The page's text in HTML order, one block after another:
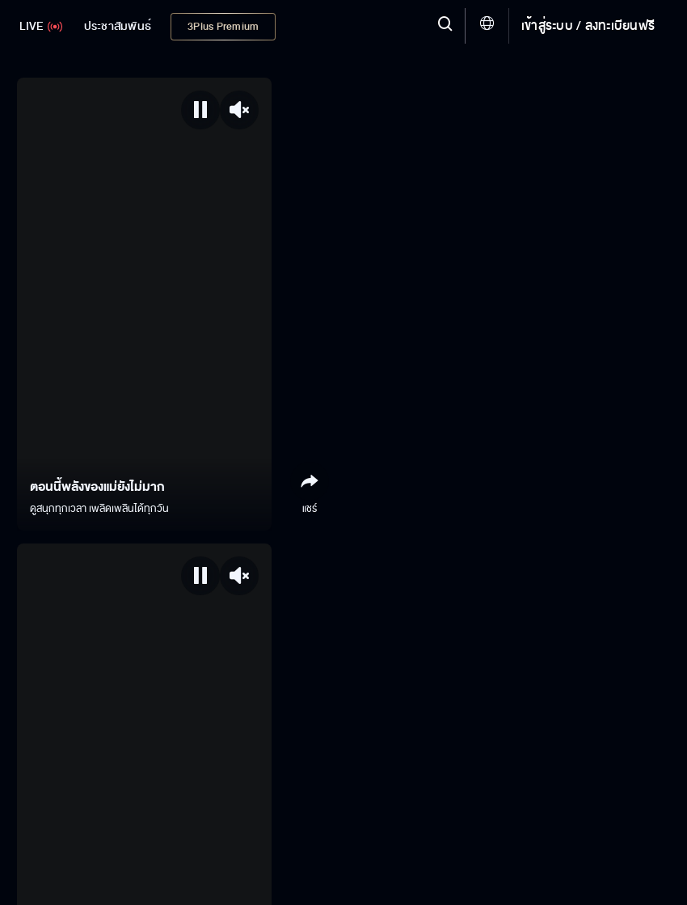
LIVE ประชาสัมพันธ์ 3Plus Premium เข้าสู่ระบบ / ลงทะเบียนฟรี
ตอนนี้พลังของแม่ยังไม่มาก
ดูสนุกทุกเวลา เพลิดเพลินได้ทุกวัน แชร์